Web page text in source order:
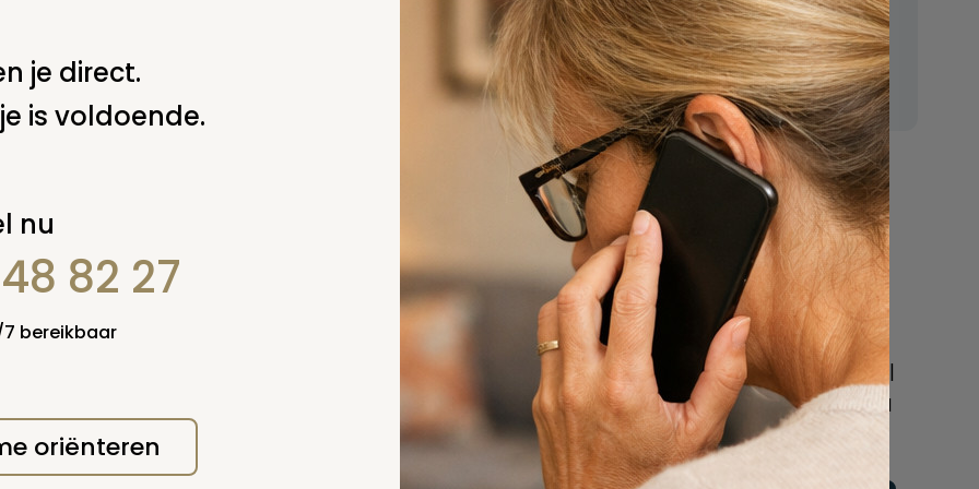
pagina
Spelregels
E-mail:
mr.vanderputten@gmail.com
Nu
een uitvaart
regelen
Beschrijf uw wensen
online of bel ons geheel
vrijblijvend voor hulp na
een overlijden.
je direct.
is voldoende.
nu
82 27
bereikbaar
oriënteren